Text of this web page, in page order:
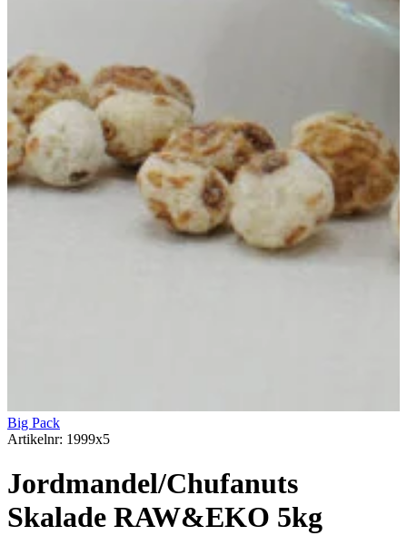
Big Pack
Artikelnr: 1999x5
Jordmandel/Chufanuts
Skalade RAW&EKO 5kg